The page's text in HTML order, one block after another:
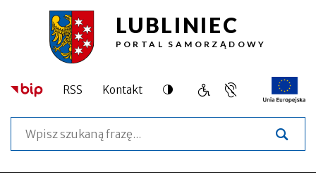
Ogłoszenie
otwartego
konkursu
ofert
na
Przejdź
treści
Przejdź
głównego
Przejdź
wyszukiwarki
Przejdź
stopki
LUBLINIEC
PORTAL SAMORZĄDOWY
RSS Kontakt Dostępność
migowy,
niesłyszących
Obsługa
osób
szczególnych
Otworzy
się